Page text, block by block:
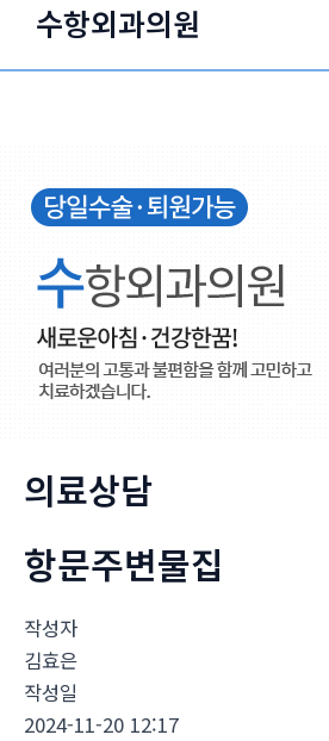
츠
수항외과의원
의료상담
항문주변물집
작성자
김효은
작성일
2024-11-20 12:17